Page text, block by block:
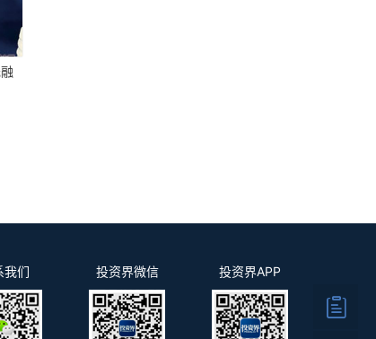
我们 投资界微信 投资界APP